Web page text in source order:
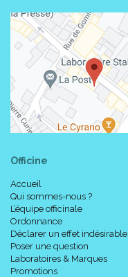
Officine
Accueil
Qui sommes-nous ?
L’équipe officinale
Ordonnance
Déclarer un effet indésirable
Poser une question
Laboratoires & Marques
Promotions